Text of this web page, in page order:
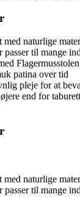
naturlige
passer til mange
patina over tid
pleje for at
end for
naturlige
passer til mange